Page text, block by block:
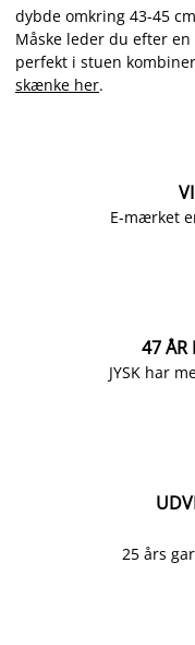
dybde omkring 43-45
Måske leder du efter
perfekt i stuen
skænke her.
E-mærket
47 ÅR
JYSK har
25 års